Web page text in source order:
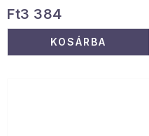
Ft3 384
KOSÁRBA